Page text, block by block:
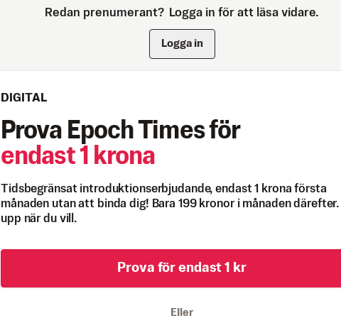
Redan prenumerant? Logga in för att läsa vidare.
Logga in
DIGITAL
Prova Epoch Times för
endast 1 krona
Tidsbegränsat introduktionserbjudande, endast 1 krona första
månaden utan att binda dig! Bara 199 kronor i månaden därefter.
upp när du vill.
Prova för endast 1 kr
Eller